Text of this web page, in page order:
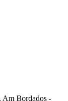
Am Bordados -